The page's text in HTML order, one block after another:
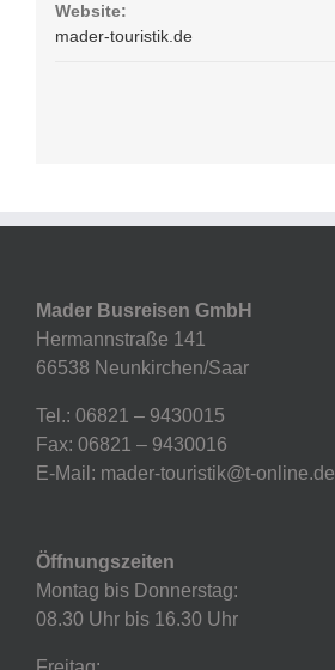
Website:
mader-touristik.de
Mader Busreisen GmbH
Hermannstraße 141
66538 Neunkirchen/Saar
Tel.: 06821 – 9430015
Fax: 06821 – 9430016
E-Mail: mader-touristik@t-online.de
Öffnungszeiten
Montag bis Donnerstag:
08.30 Uhr bis 16.30 Uhr